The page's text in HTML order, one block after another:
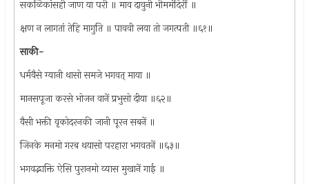
सकळिकांसही जाण या परी ॥ माव दावुनी भीममंदिरीं ॥
क्षण न लागतां तेहि मागुति ॥ पाववी लया तो जगत्पती ॥६१॥
साकी-
धर्मवैसे ग्यानी थासो समजे भगवत् माया ॥
मानसपूजा करसे भोजन वानें प्रभुसो दीया ॥६२॥
वैसी भक्ती वृकोदरनकी जानी पूरन सबनें ॥
जिनके मनमो गरब थयासो परहारा भगवतनें ॥६३॥
भगवद्भाक्ति ऐसि पुरानमो व्यास मुखानें गाई ॥